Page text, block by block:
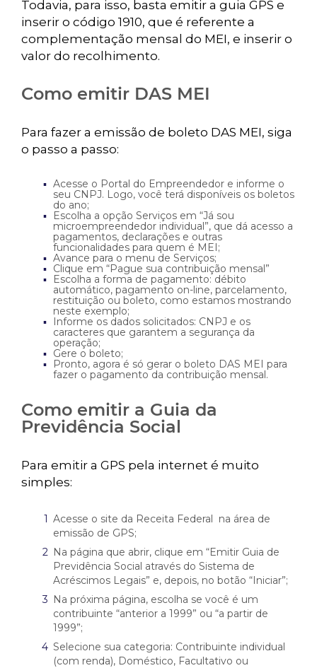
Todavia, para isso, basta emitir a guia GPS e
inserir o código 1910, que é referente a
complementação mensal do MEI, e inserir o
valor do recolhimento.
Como emitir DAS MEI
Para fazer a emissão de boleto DAS MEI, siga
o passo a passo:
Acesse o Portal do Empreendedor e informe o
seu CNPJ. Logo, você terá disponíveis os boletos
do ano;
Escolha a opção Serviços em “Já sou
microempreendedor individual”, que dá acesso a
pagamentos, declarações e outras
funcionalidades para quem é MEI;
Avance para o menu de Serviços;
Clique em “Pague sua contribuição mensal”
Escolha a forma de pagamento: débito
automático, pagamento on-line, parcelamento,
restituição ou boleto, como estamos mostrando
neste exemplo;
Informe os dados solicitados: CNPJ e os
caracteres que garantem a segurança da
operação;
Gere o boleto;
Pronto, agora é só gerar o boleto DAS MEI para
fazer o pagamento da contribuição mensal.
Como emitir a Guia da
Previdência Social
Para emitir a GPS pela internet é muito
simples:
Acesse o site da Receita Federal na área de
emissão de GPS;
Na página que abrir, clique em “Emitir Guia de
Previdência Social através do Sistema de
Acréscimos Legais” e, depois, no botão “Iniciar”;
Na próxima página, escolha se você é um
contribuinte “anterior a 1999” ou “a partir de
1999”;
Selecione sua categoria: Contribuinte individual
(com renda), Doméstico, Facultativo ou